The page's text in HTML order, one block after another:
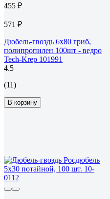
455 ₽
571 ₽
Дюбель-гвоздь 6х80 гриб,
полипропилен 100шт - ведро
Tech-Krep 101991
4.5
(11)
В корзину